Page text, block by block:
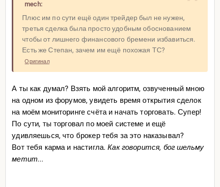
Всем спасибо за внимание. Доброй ночи
mech:
Плюс им по сути ещё один трейдер был не нужен,
третья сделка была просто удобным обоснованием
чтобы от лишнего финансового бремени избавиться.
Есть же Степан, зачем им ещё похожая ТС?
Оригинал
А ты как думал? Взять мой алгоритм, озвученный мною
на одном из форумов, увидеть время открытия сделок
на моём мониторинге счёта и начать торговать. Супер!
По сути, ты торговал по моей системе и ещё
удивляешься, что брокер тебя за это наказывал?
Вот тебя карма и настигла.Как говорится, бог шельму
метит...